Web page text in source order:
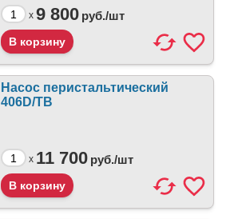
x 9 800 руб./шт
Насос перистальтический
406D/TB
x 11 700 руб./шт